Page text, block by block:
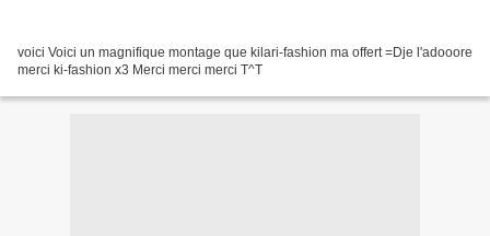
voici Voici un magnifique montage que kilari-fashion ma offert =Dje l'adooore
merci ki-fashion x3 Merci merci merci T^T